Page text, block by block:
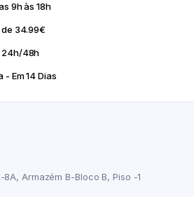
Suplemento
Nutriflor
quantity
9h às 18h
de 34.99€
24h/48h
Em 14 Dias
Armazém B-Bloco B, Piso -1